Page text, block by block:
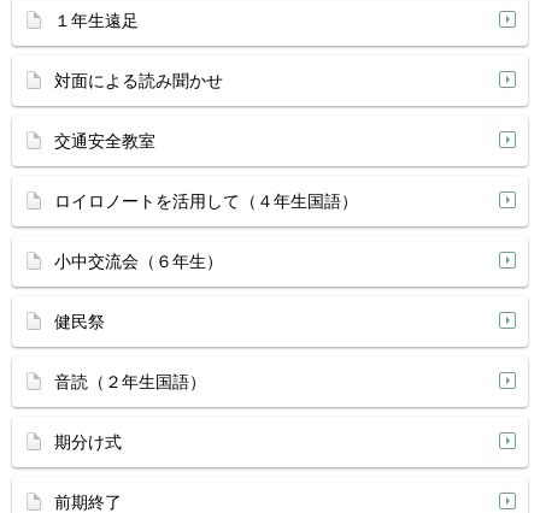
１年生遠足
対面による読み聞かせ
交通安全教室
ロイロノートを活用して（４年生国語）
小中交流会（６年生）
健民祭
音読（２年生国語）
期分け式
前期終了